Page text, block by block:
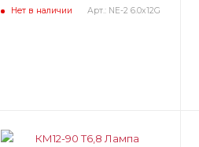
Нет в наличии Арт.: NE-2 6.0x12G
Цвет